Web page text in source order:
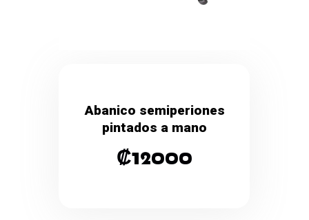
Abanico semiperiones
pintados a mano
₡12000